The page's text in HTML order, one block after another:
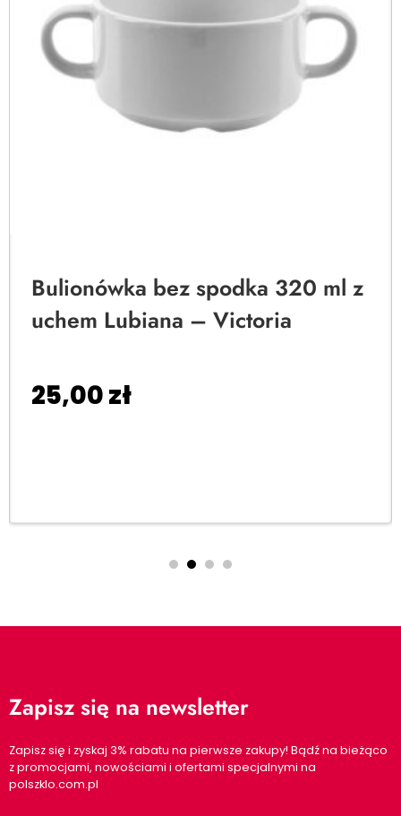
Bulionówka bez spodka 320 ml z
uchem Lubiana – Victoria
25,00zł
Zapisz się na newsletter
Zapisz się i zyskaj 3% rabatu na pierwsze zakupy! Bądź na bieżąco
z promocjami, nowościami i ofertami specjalnymi na
polszklo.com.pl